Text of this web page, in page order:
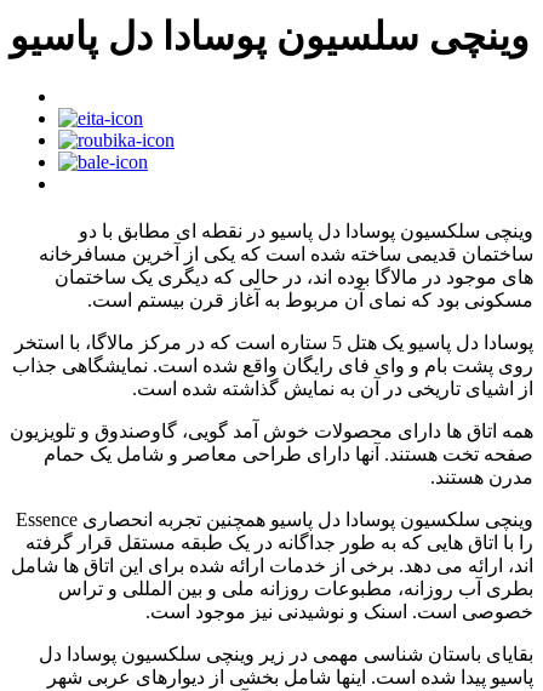
وینچی سلسیون پوسادا دل پاسیو
وینچی سلکسیون پوسادا دل پاسیو در نقطه ای مطابق با دو
ساختمان قدیمی ساخته شده است که یکی از آخرین مسافرخانه
های موجود در مالاگا بوده اند، در حالی که دیگری یک ساختمان
مسکونی بود که نمای آن مربوط به آغاز قرن بیستم است.
پوسادا دل پاسیو یک هتل 5 ستاره است که در مرکز مالاگا، با استخر
روی پشت بام و وای فای رایگان واقع شده است. نمایشگاهی جذاب
از اشیای تاریخی در آن به نمایش گذاشته شده است.
همه اتاق ها دارای محصولات خوش آمد گویی، گاوصندوق و تلویزیون
صفحه تخت هستند. آنها دارای طراحی معاصر و شامل یک حمام
مدرن هستند.
وینچی سلکسیون پوسادا دل پاسیو همچنین تجربه انحصاری Essence
را با اتاق هایی که به طور جداگانه در یک طبقه مستقل قرار گرفته
اند، ارائه می دهد. برخی از خدمات ارائه شده برای این اتاق ها شامل
بطری آب روزانه، مطبوعات روزانه ملی و بین المللی و تراس
خصوصی است. اسنک و نوشیدنی نیز موجود است.
بقایای باستان شناسی مهمی در زیر وینچی سلکسیون پوسادا دل
پاسیو پیدا شده است. اینها شامل بخشی از دیوارهای عربی شهر